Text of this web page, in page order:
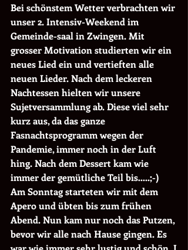
Bei schönstem Wetter verbrachten wir
unser 2. Intensiv-Weekend im
Gemeinde-saal in Zwingen. Mit
grosser Motivation studierten wir ein
neues Lied ein und vertieften alle
neuen Lieder. Nach dem leckeren
Nachtessen hielten wir unsere
Sujetversammlung ab. Diese viel sehr
kurz aus, da das ganze
Fasnachtsprogramm wegen der
Pandemie, immer noch in der Luft
hing. Nach dem Dessert kam wie
immer der gemütliche Teil bis…..;-)
Am Sonntag starteten wir mit dem
Apero und übten bis zum frühen
Abend. Nun kam nur noch das Putzen,
bevor wir alle nach Hause gingen. Es